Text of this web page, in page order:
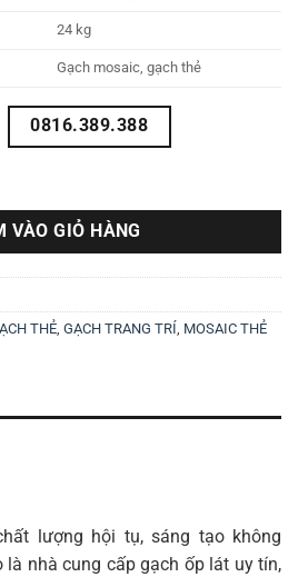
24 kg
Gạch mosaic, gạch thẻ
0816.389.388
số lượng
VÀO GIỎ HÀNG
THẺ GẠCH TRANG TRÍ MOSAIC THẺ
lượng hội tụ, sáng tạo không
là nhà cung cấp gạch ốp lát uy tín,